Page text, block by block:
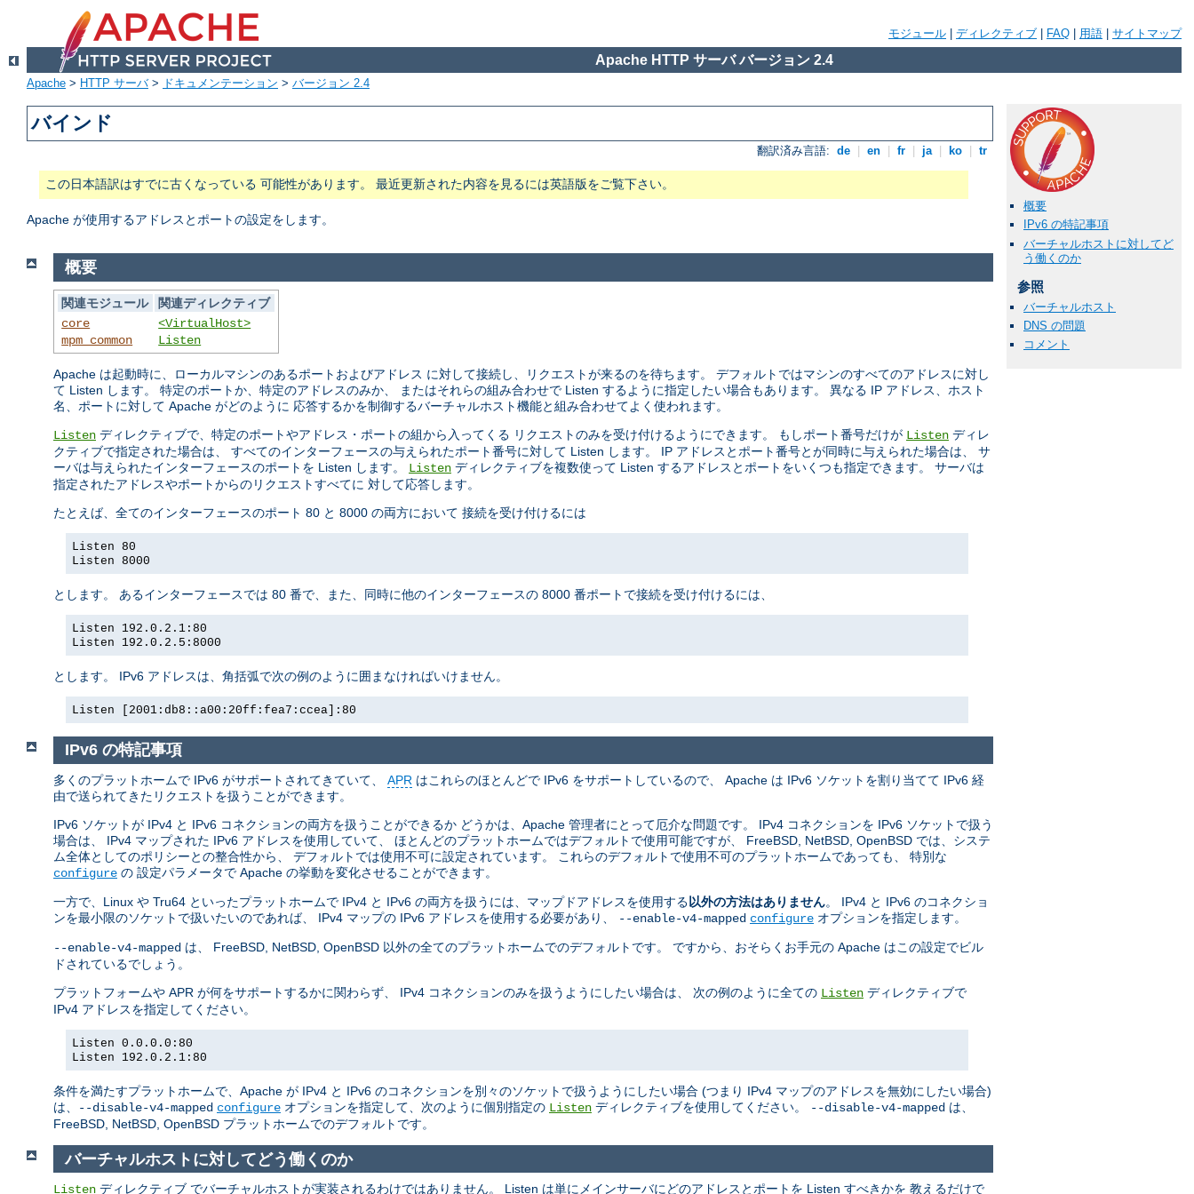
モジュール ディレクティブ FAQ 用語 サイトマップ
Apache HTTP サーバ バージョン 2.4
Apache > HTTP サーバ> ドキュメンテーション > バージョン 2.4
バインド
翻訳済み言語: de en fr ja ko tr
この日本語訳はすでに古くなっている 可能性があります。 最近更新された内容を見るには英語版をご覧下さい。
Apache が使用するアドレスとポートの設定をします。
概要
IPv6 の特記事項
バーチャルホストに対してど
う働くのか
参照
バーチャルホスト
DNS の問題
コメント
概要
関連モジュール
関連ディレクティブ
core
mpm_common
<VirtualHost>
Listen
Apache は起動時に、ローカルマシンのあるポートおよびアドレス に対して接続し、リクエストが来るのを待ちます。 デフォルトではマシンのすべてのアドレスに対し
て Listen します。 特定のポートか、特定のアドレスのみか、 またはそれらの組み合わせで Listen するように指定したい場合もあります。 異なる IP アドレス、ホスト
名、ポートに対して Apache がどのように 応答するかを制御するバーチャルホスト機能と組み合わせてよく使われます。
Listen ディレクティブで、特定のポートやアドレス・ポートの組から入ってくる リクエストのみを受け付けるようにできます。 もしポート番号だけが Listen ディレ
クティブで指定された場合は、 すべてのインターフェースの与えられたポート番号に対して Listen します。 IP アドレスとポート番号とが同時に与えられた場合は、 サ
ーバは与えられたインターフェースのポートを Listen します。 Listen ディレクティブを複数使って Listen するアドレスとポートをいくつも指定できます。 サーバは
指定されたアドレスやポートからのリクエストすべてに 対して応答します。
たとえば、全てのインターフェースのポート 80 と 8000 の両方において 接続を受け付けるには
Listen 80
Listen 8000
とします。 あるインターフェースでは 80 番で、また、同時に他のインターフェースの 8000 番ポートで接続を受け付けるには、
Listen 192.0.2.1:80
Listen 192.0.2.5:8000
とします。 IPv6 アドレスは、角括弧で次の例のように囲まなければいけません。
Listen [2001:db8::a00:20ff:fea7:ccea]:80
IPv6 の特記事項
多くのプラットホームで IPv6 がサポートされてきていて、 APR はこれらのほとんどで IPv6 をサポートしているので、 Apache は IPv6 ソケットを割り当てて IPv6 経
由で送られてきたリクエストを扱うことができます。
IPv6 ソケットが IPv4 と IPv6 コネクションの両方を扱うことができるか どうかは、Apache 管理者にとって厄介な問題です。 IPv4 コネクションを IPv6 ソケットで扱う
場合は、 IPv4 マップされた IPv6 アドレスを使用していて、 ほとんどのプラットホームではデフォルトで使用可能ですが、 FreeBSD, NetBSD, OpenBSD では、システ
ム全体としてのポリシーとの整合性から、 デフォルトでは使用不可に設定されています。 これらのデフォルトで使用不可のプラットホームであっても、 特別な
configure の 設定パラメータで Apache の挙動を変化させることができます。
一方で、Linux や Tru64 といったプラットホームで IPv4 と IPv6 の両方を扱うには、マップドアドレスを使用する 以外の方法はありません。 IPv4 と IPv6 のコネクショ
ンを最小限のソケットで扱いたいのであれば、 IPv4 マップの IPv6 アドレスを使用する必要があり、
--enable-v4-mapped configure オプションを指定します。
--enable-v4-mapped は、 FreeBSD, NetBSD, OpenBSD 以外の全てのプラットホームでのデフォルトです。 ですから、おそらくお手元の Apache はこの設定でビル
ドされているでしょう。
プラットフォームや APR が何をサポートするかに関わらず、 IPv4 コネクションのみを扱うようにしたい場合は、 次の例のように全ての Listen ディレクティブで
IPv4 アドレスを指定してください。
Listen 0.0.0.0:80
Listen 192.0.2.1:80
条件を満たすプラットホームで、Apache が IPv4 と IPv6 のコネクションを別々のソケットで扱うようにしたい場合 (つまり IPv4 マップのアドレスを無効にしたい場合)
は、
--disable-v4-mapped configure オプションを指定して、次のように個別指定の Listen ディレクティブを使用してください。 --disable-v4-mapped は、
FreeBSD, NetBSD, OpenBSD プラットホームでのデフォルトです。
バーチャルホストに対してどう働くのか
Listen ディレクティブ でバーチャルホストが実装されるわけではありません。 Listen は単にメインサーバにどのアドレスとポートを Listen すべきかを 教えるだけで